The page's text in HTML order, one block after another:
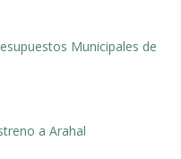
Municipales de
a Arahal